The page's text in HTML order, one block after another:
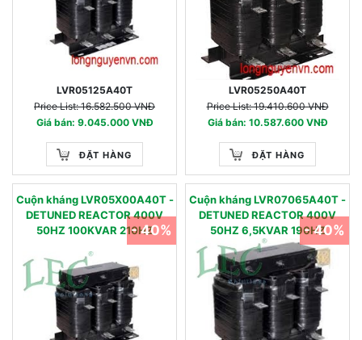
LVR05125A40T
Price List: 16.582.500 VNĐ
Giá bán: 9.045.000 VNĐ
ĐẶT HÀNG
LVR05250A40T
Price List: 19.410.600 VNĐ
Giá bán: 10.587.600 VNĐ
ĐẶT HÀNG
Cuộn kháng LVR05X00A40T -
DETUNED REACTOR 400V
50HZ 100KVAR 210HZ
- 40%
Cuộn kháng LVR07065A40T -
DETUNED REACTOR 400V
50HZ 6,5KVAR 190HZ- 40%